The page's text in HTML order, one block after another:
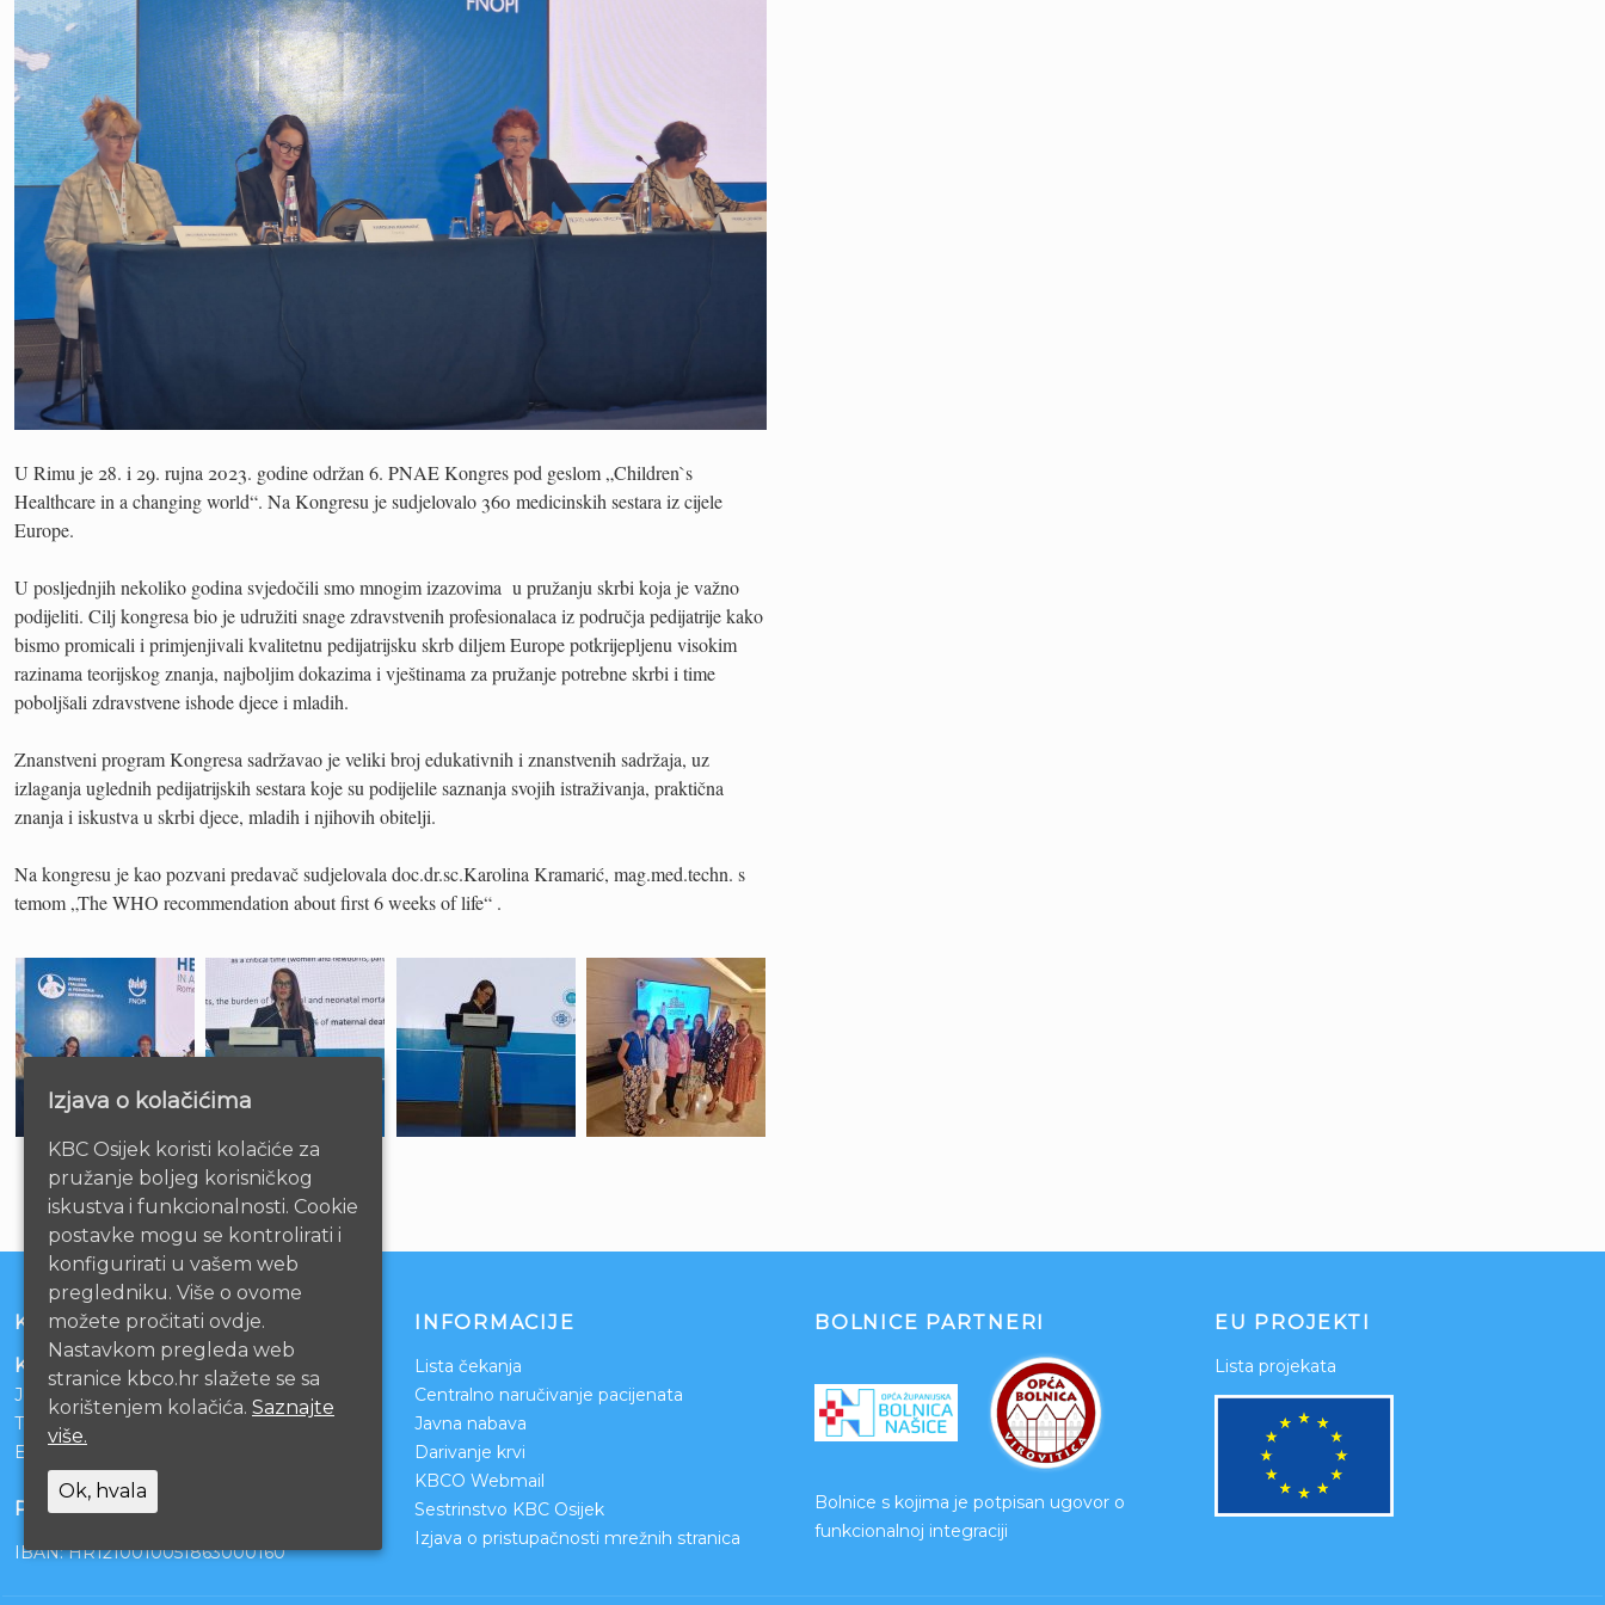
U Rimu je 28. i 29. rujna 2023. godine održan 6. PNAE Kongres pod geslom „Children`s
Healthcare in a changing world“. Na Kongresu je sudjelovalo 360 medicinskih sestara iz cijele
Europe.
U posljednjih nekoliko godina svjedočili smo mnogim izazovima u pružanju skrbi koja je važno
podijeliti. Cilj kongresa bio je udružiti snage zdravstvenih profesionalaca iz područja pedijatrije kako
bismo promicali i primjenjivali kvalitetnu pedijatrijsku skrb diljem Europe potkrijepljenu visokim
razinama teorijskog znanja, najboljim dokazima i vještinama za pružanje potrebne skrbi i time
poboljšali zdravstvene ishode djece i mladih.
Znanstveni program Kongresa sadržavao je veliki broj edukativnih i znanstvenih sadržaja, uz
izlaganja uglednih pedijatrijskih sestara koje su podijelile saznanja svojih istraživanja, praktična
znanja i iskustva u skrbi djece, mladih i njihovih obitelji.
Na kongresu je kao pozvani predavač sudjelovala doc.dr.sc.Karolina Kramarić, mag.med.techn. s
temom „The WHO recommendation about first 6 weeks of life“ .
KONTAKT
Klinički bolnički centar Osijek
Josipa Huttlera 4
Tel:
031/511-511
Email:
POSLOVNI RAČUNI
IBAN: HR1210010051863000160
INFORMACIJE
Lista čekanja
Centralno naručivanje pacijenata
Javna nabava
Darivanje krvi
KBCO Webmail
Sestrinstvo KBC Osijek
Izjava o pristupačnosti mrežnih stranica
BOLNICE PARTNERI
Bolnice s kojima je potpisan ugovor o
funkcionalnoj integraciji
EU PROJEKTI
Lista projekata
Izjava o kolačićima
KBC Osijek koristi kolačiće za
pružanje boljeg korisničkog
iskustva i funkcionalnosti. Cookie
postavke mogu se kontrolirati i
konfigurirati u vašem web
pregledniku. Više o ovome
možete pročitati ovdje.
Nastavkom pregleda web
stranice kbco.hr slažete se sa
korištenjem kolačića. Saznajte
više.
Ok, hvala